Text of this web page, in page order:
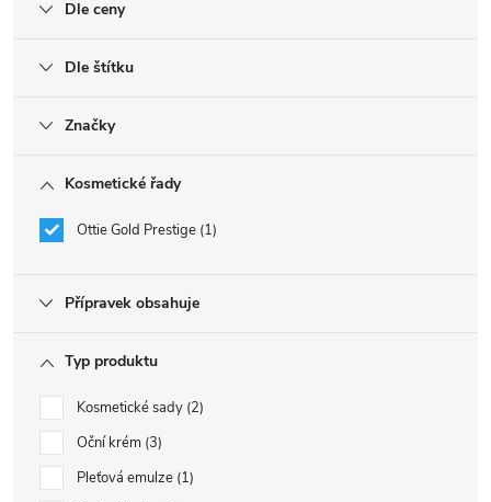
Dle ceny
Dle štítku
Značky
Kosmetické řady
Ottie Gold Prestige 1
Přípravek obsahuje
Typ produktu
Kosmetické sady 2
Oční krém 3
Pleťová emulze 1